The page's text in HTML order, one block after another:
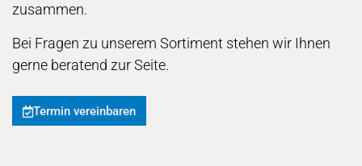
zusammen.
Bei Fragen zu unserem Sortiment stehen wir Ihnen
gerne beratend zur Seite.
Termin vereinbaren